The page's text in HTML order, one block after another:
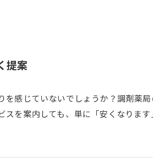
提案
を感じていないでしょうか？調剤薬
スを案内しても、単に「安くなりま